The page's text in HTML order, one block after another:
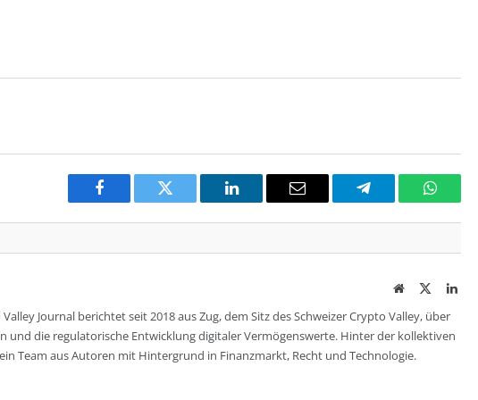
Facebook Twitter LinkedIn Email Telegram
WebsiteTwitter
Journal berichtet seit 2018 aus Zug, dem Sitz des Schweizer Crypto Valley, über
und die regulatorische Entwicklung digitaler Vermögenswerte. Hinter der kollektiven
Team aus Autoren mit Hintergrund in Finanzmarkt, Recht und Technologie.